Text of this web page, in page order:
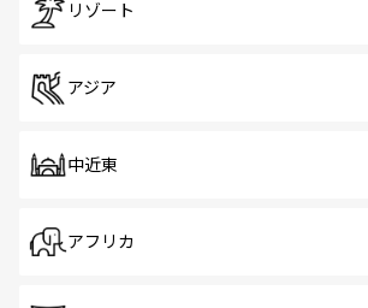
リゾート
アジア
中近東
アフリカ